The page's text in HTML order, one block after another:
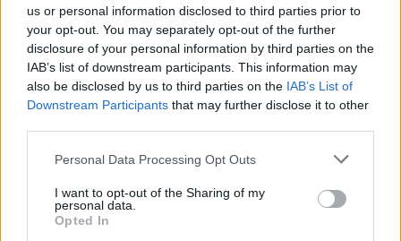
us or personal information disclosed to third parties prior to
your opt-out. You may separately opt-out of the further
disclosure of your personal information by third parties on the
IAB’s list of downstream participants. This information may
also be disclosed by us to third parties on the IAB’s List of
Downstream Participants that may further disclose it to other
Please note that this website/app uses one or more Google
not limited to your visit or usage behaviour. You may click to
grant or deny consent to Google and its third-party tags to
use your data for below specified purposes in below Google
Personal Data Processing Opt Outs
I want to opt-out of the Sharing of my
personal data.
Opted In
Kövess minket, és értesülj a friss hírekről a
Facebookon is!